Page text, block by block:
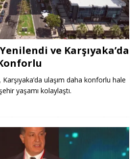
ve Karşıyaka’da
ulaşım daha konforlu hale
yaşamı kolaylaştı.